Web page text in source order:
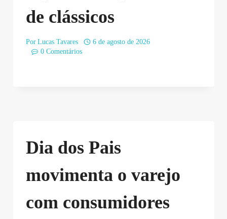
de clássicos
Por Lucas Tavares
6 de agosto de 2026
0 Comentários
Dia dos Pais
movimenta o varejo
com consumidores